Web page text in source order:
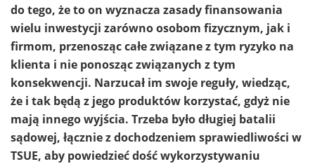
do tego, że to on wyznacza zasady finansowania
wielu inwestycji zarówno osobom fizycznym, jak i
firmom, przenosząc całe związane z tym ryzyko na
klienta i nie ponosząc związanych z tym
konsekwencji. Narzucał im swoje reguły, wiedząc,
że i tak będą z jego produktów korzystać, gdyż nie
mają innego wyjścia. Trzeba było długiej batalii
sądowej, łącznie z dochodzeniem sprawiedliwości w
TSUE, aby powiedzieć dość wykorzystywaniu